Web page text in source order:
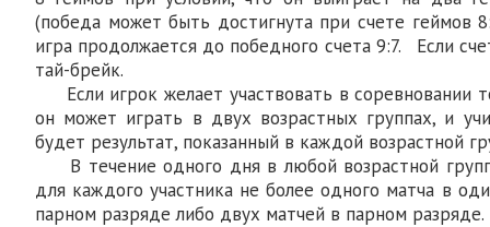
(победа может быть достигнута при счете геймов
игра продолжается до победного счета 9:7. Если
тай-брейк.
Если игрок желает участвовать в соревновании
он может играть в двух возрастных группах, и
будет результат, показанный в каждой возрастной
В течение одного дня в любой возрастной
для каждого участника не более одного матча в
парном разряде либо двух матчей в парном разряде.